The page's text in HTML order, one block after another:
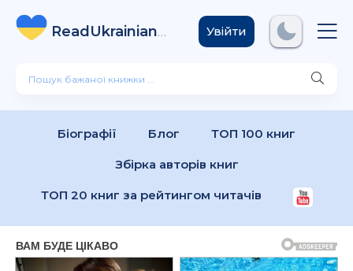
ReadUkrainian
Books .com
Увійти
Біографії Блог ТОП 100 книг
Збірка авторів книг
ТОП 20 книг за рейтингом читачів